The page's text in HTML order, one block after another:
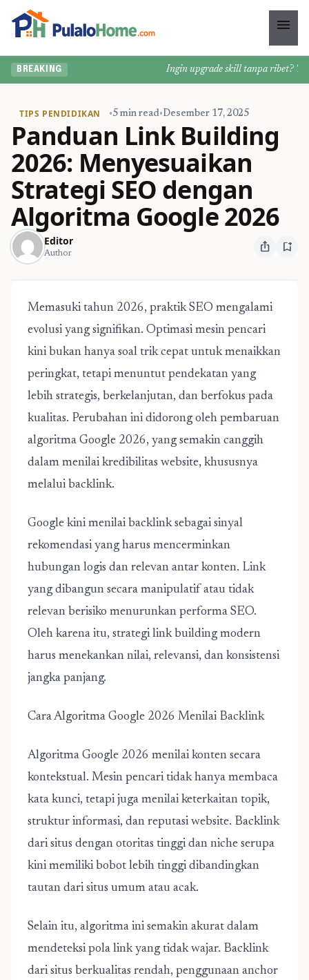
menu
BREAKING Ingin upgrade skill tanpa ribet?
TIPS PENDIDIKAN •5 min read•Desember 17, 2025
Panduan Link Building
2026: Menyesuaikan
Strategi SEO dengan
Algoritma Google 2026
Editor
Author ios_share bookmark_add
Memasuki tahun 2026, praktik SEO mengalami
evolusi yang signifikan. Optimasi mesin pencari
kini bukan hanya soal trik cepat untuk menaikkan
peringkat, tetapi menuntut pendekatan yang
lebih strategis, berkelanjutan, dan berfokus pada
kualitas. Perubahan ini didorong oleh pembaruan
algoritma Google 2026, yang semakin canggih
dalam menilai kredibilitas website, khususnya
melalui backlink.
Google kini menilai backlink sebagai sinyal
rekomendasi yang harus mencerminkan
hubungan logis dan relevan antar konten. Link
yang dibangun secara manipulatif atau tidak
relevan berisiko menurunkan performa SEO.
Oleh karena itu, strategi link building modern
harus menekankan nilai, relevansi, dan konsistensi
jangka panjang.
Cara Algoritma Google 2026 Menilai Backlink
Algoritma Google 2026 menilai konten secara
kontekstual. Mesin pencari tidak hanya membaca
kata kunci, tetapi juga menilai keterkaitan topik,
struktur informasi, dan reputasi website. Backlink
dari situs dengan otoritas tinggi dan niche serupa
kini memiliki bobot lebih tinggi dibandingkan
tautan dari situs umum atau acak.
Selain itu, algoritma ini semakin akurat dalam
mendeteksi pola link yang tidak wajar. Backlink
dari situs berkualitas rendah, penggunaan anchor